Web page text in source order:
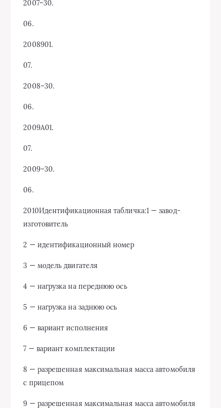
2007–30.
06.
2008901.
07.
2008–30.
06.
2009A01.
07.
2009–30.
06.
2010Идентификационная табличка:1 — завод-
изготовитель
2 — идентификационный номер
3 — модель двигателя
4 — нагрузка на переднюю ось
5 — нагрузка на заднюю ось
6 — вариант исполнения
7 — вариант комплектации
8 — разрешенная максимальная масса автомобиля
с прицепом
9 — разрешенная максимальная масса автомобиля